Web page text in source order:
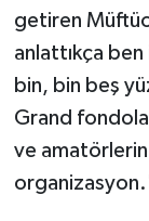
getiren
anlattıkça ben
bin, bin beş
Grand
ve